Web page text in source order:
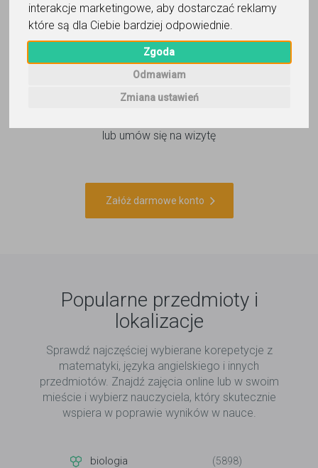
interakcje marketingowe, aby dostarczać reklamy
które są dla Ciebie bardziej odpowiednie
Zgoda
Odmawiam
Zmiana ustawień
Dodaj ogłoszenie lub
wyszukaj korepetytora
3
lub umów się na wizytę
Załóż darmowe konto
Popularne przedmioty i
lokalizacje
Sprawdź najczęściej wybierane korepetycje z
matematyki, języka angielskiego i innych
przedmiotów. Znajdź zajęcia online lub w swoim
mieście i wybierz nauczyciela, który skutecznie
wspiera w poprawie wyników w nauce.
biologia (5898)